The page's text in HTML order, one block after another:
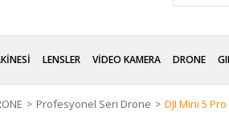
LENSLER VİDEO KAMERA DRONE
Profesyonel Seri Drone DJI Mini 5